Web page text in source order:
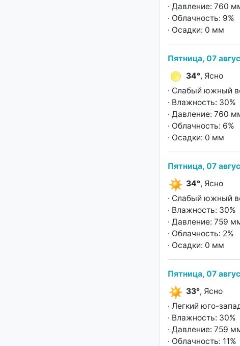
· Давление: 760
· Облачность: 9%
· Осадки: 0 мм
Пятница, 07
34°, Ясно
· Слабый южный
· Влажность: 30%
· Давление: 760
· Облачность: 6%
· Осадки: 0 мм
Пятница, 07
34°, Ясно
· Слабый южный
· Влажность: 30%
· Давление: 759
· Облачность: 2%
· Осадки: 0 мм
Пятница, 07
33°, Ясно
· Легкий юго-
· Влажность: 30%
· Давление: 759
· Облачность: 11%